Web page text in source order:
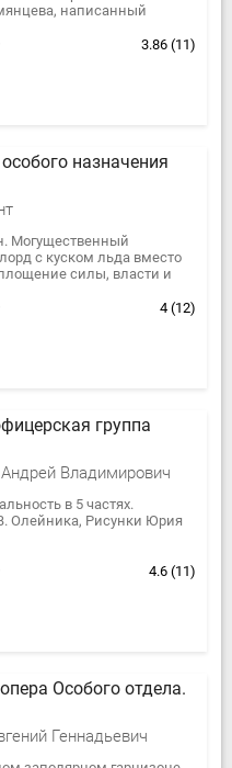
написанный
Является...
3.86 (11)
назначения
Могущественный
с куском льда вместо
силы, власти и
и телами. И ему4 (12)
группа
Владимирович
в 5 частях.
Олейника, Рисунки Юрия
4.6 (11)
Особого отдела.
Геннадьевич